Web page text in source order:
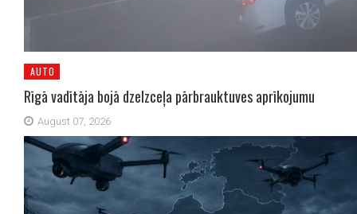
AUTO
Rīgā vadītāja bojā dzelzceļa pārbrauktuves aprīkojumu
August 07, 2026